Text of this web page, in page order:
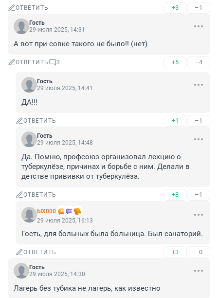
ОТВЕТИТЬ +3 –1
Гость
29 июля 2025, 14:31
А вот при совке такого не было!! (нет)
ОТВЕТИТЬ 3 +5 –4
Гость
29 июля 2025, 14:41
ДА!!!
ОТВЕТИТЬ +1 –1
Гость
29 июля 2025, 14:48
Да. Помню, профсоюз организовал лекцию о
туберкулёзе, причинах и борьбе с ним. Делали в
детстве прививки от туберкулёза.
ОТВЕТИТЬ +8 –1
ЫХ000
29 июля 2025, 16:13
Гость, для больных была больница. Был санаторий.
ОТВЕТИТЬ +3 –0
Гость
29 июля 2025, 14:30
Лагерь без тубика не лагерь, как известно